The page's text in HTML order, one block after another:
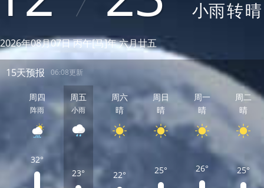
小雨转晴
2026年08月07日 丙午[马]年 六月廿五
15天预报 06:08更新
周四
阵雨
32°
周五
小雨
23°
周六
晴
22°
周日
晴
25°
周一
晴
26°
周二
晴
25°